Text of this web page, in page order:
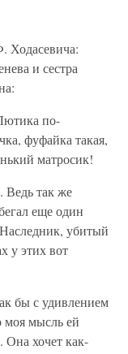
Ходасевича:
и сестра
по-
фуфайка такая,
матросик!
Ведь так же
еще один
убитый
у этих вот
бы с удивлением
моя мысль ей
Она хочет как-